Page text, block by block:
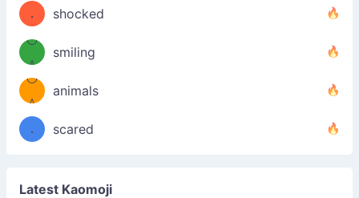
❁)．
＼）
shocked
(＾
º◡º
＾
smiling
º◡º
＾
❁)
animals
（／
．
scared
Latest Kaomoji